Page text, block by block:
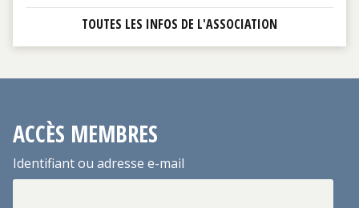
TOUTES LES INFOS DE L'ASSOCIATION
ACCÈS MEMBRES
Identifiant ou adresse e-mail